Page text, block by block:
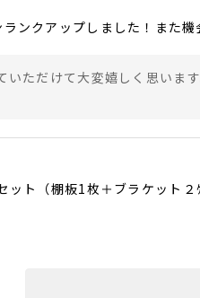
ンクアップしました！また
いただけて大変嬉しく思いま
ット（棚板1枚＋ブラケット２ｹ